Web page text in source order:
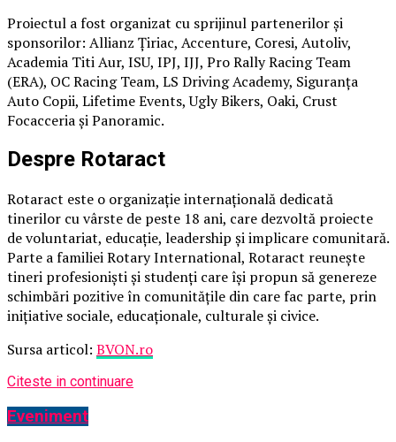
Proiectul a fost organizat cu sprijinul partenerilor și
sponsorilor: Allianz Țiriac, Accenture, Coresi, Autoliv,
Academia Titi Aur, ISU, IPJ, IJJ, Pro Rally Racing Team
(ERA), OC Racing Team, LS Driving Academy, Siguranța
Auto Copii, Lifetime Events, Ugly Bikers, Oaki, Crust
Focacceria și Panoramic.
Despre Rotaract
Rotaract este o organizație internațională dedicată
tinerilor cu vârste de peste 18 ani, care dezvoltă proiecte
de voluntariat, educație, leadership și implicare comunitară.
Parte a familiei Rotary International, Rotaract reunește
tineri profesioniști și studenți care își propun să genereze
schimbări pozitive în comunitățile din care fac parte, prin
inițiative sociale, educaționale, culturale și civice.
Sursa articol: BVON.ro
Citeste in continuare
Eveniment